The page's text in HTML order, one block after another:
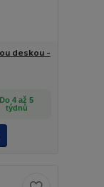
deskou -
Do 4 až 5
týdnů